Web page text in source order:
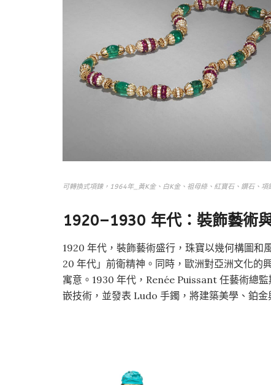
可轉換式項鍊，1964年_黃K金、白K金、祖母綠、紅寶石、鑽石、
1920–1930 年代：裝飾藝術
1920 年代，裝飾藝術盛行，珠寶以幾何構圖和
20 年代」前衛精神。同時，歐洲對亞洲文化的
寓意。1930 年代，Renée Puissant 任藝術總
嵌技術，並發表 Ludo 手鐲，將建築美學、鉑